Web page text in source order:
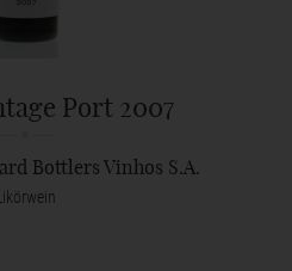
Port 2007
Bottlers Vinhos S.A.